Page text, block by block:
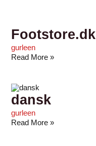
Footstore.dk
gurleen
Read More »
dansk
gurleen
Read More »